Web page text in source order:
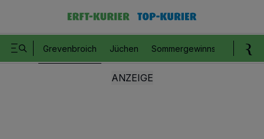
Grevenbroich Jüchen Sommergewinnspiel